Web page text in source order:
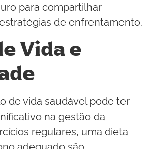
para compartilhar
de enfrentamento.
Vida e
de vida saudável pode ter
na gestão da
regulares, uma dieta